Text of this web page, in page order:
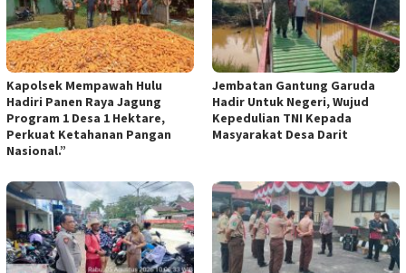
Kapolsek Mempawah Hulu
Hadiri Panen Raya Jagung
Program 1 Desa 1 Hektare,
Perkuat Ketahanan Pangan
Nasional.”
Jembatan Gantung Garuda
Hadir Untuk Negeri, Wujud
Kepedulian TNI Kepada
Masyarakat Desa Darit